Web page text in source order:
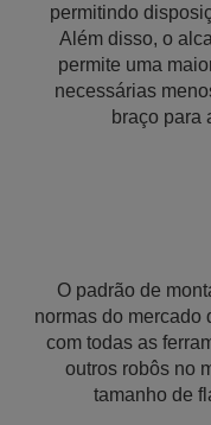
permitindo
Além disso, o
permite uma
necessárias
braço para
O padrão de
normas do mercado
com todas as
outros robôs no
tamanho de